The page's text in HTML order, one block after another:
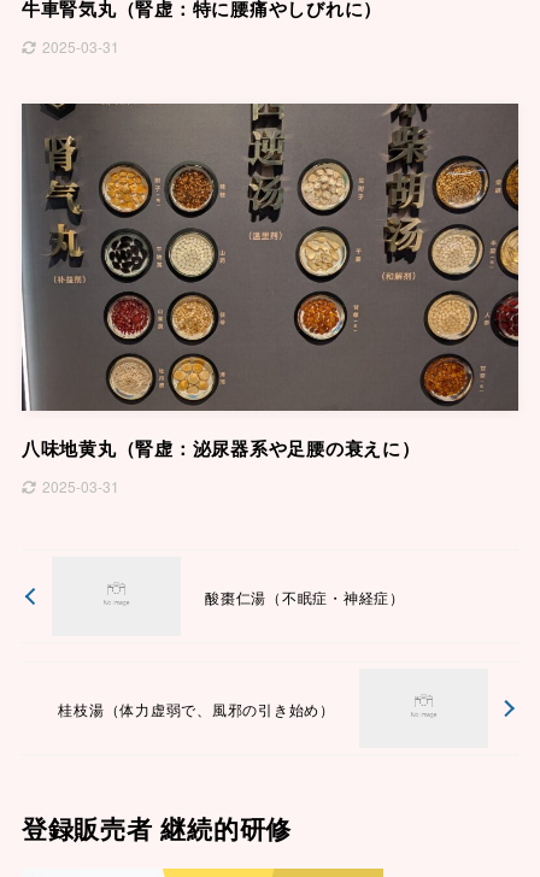
牛車腎気丸（腎虚：特に腰痛やしびれに）
2025-03-31
八味地黄丸（腎虚：泌尿器系や足腰の衰えに）
2025-03-31
酸棗仁湯（不眠症・神経症）
桂枝湯（体力虚弱で、風邪の引き始め）
登録販売者 継続的研修